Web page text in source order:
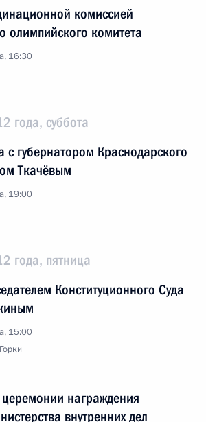
комиссией
олимпийского комитета
16:30
года, суббота
с губернатором Краснодарского
Ткачёвым
19:00
года, пятница
Конституционного Суда
15:00
награждения
внутренних дел